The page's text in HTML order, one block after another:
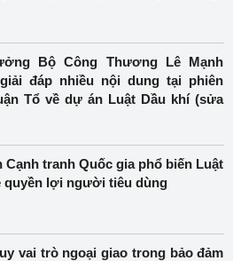
Bộ Công Thương Lê Mạnh
đáp nhiều nội dung tại phiên
Tổ về dự án Luật Dầu khí (sửa
Cạnh tranh Quốc gia phổ biến Luật
quyền lợi người tiêu dùng
vai trò ngoại giao trong bảo đảm